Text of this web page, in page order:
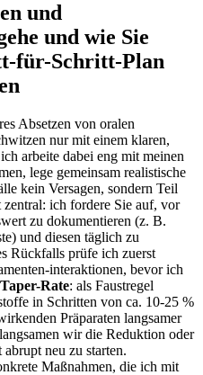
und
und wie ⁣Sie
für-Schritt-Plan
Absetzen von oralen
nur‌ mit einem​ klaren,
arbeite dabei eng mit meinen⁢
lege gemeinsam realistische
kein ​Versagen, sondern⁢ Teil
zentral: ich fordere Sie auf, vor
zu dokumentieren (z. B.
und diesen täglich⁤ zu
Rückfalls prüfe ich zuerst
interaktionen, bevor ich
Taper-Rate: als Faustregel
in‍ Schritten von ca.​ 10-25 %
Präparaten langsamer
wir‌ die Reduktion ⁣oder
⁤neu zu starten.
Maßnahmen, die ich mit